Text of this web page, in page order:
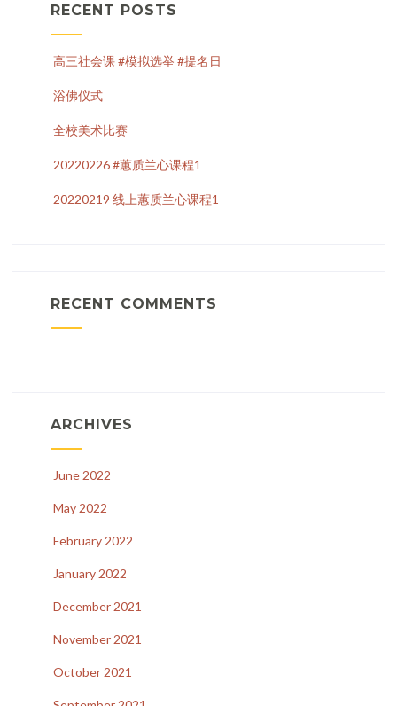
RECENT POSTS
高三社会课 #模拟选举 #提名日
浴佛仪式
全校美术比赛
20220226 #蕙质兰心课程1
20220219 线上蕙质兰心课程1
RECENT COMMENTS
ARCHIVES
June 2022
May 2022
February 2022
January 2022
December 2021
November 2021
October 2021